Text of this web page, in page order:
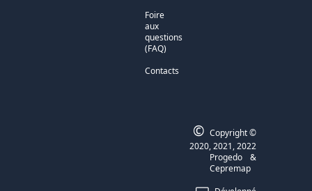
Foire
aux
questions
(FAQ)
Contacts
© Copyright ©
2020, 2021, 2022
Progedo
&
Cepremap